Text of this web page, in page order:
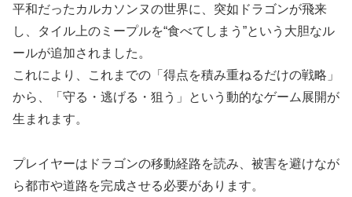
平和だったカルカソンヌの世界に、突如ドラゴンが飛来
し、タイル上のミープルを“食べてしまう”という大胆なル
ールが追加されました。
これにより、これまでの「得点を積み重ねるだけの戦略」
から、「守る・逃げる・狙う」という動的なゲーム展開が
生まれます。
プレイヤーはドラゴンの移動経路を読み、被害を避けなが
ら都市や道路を完成させる必要があります。